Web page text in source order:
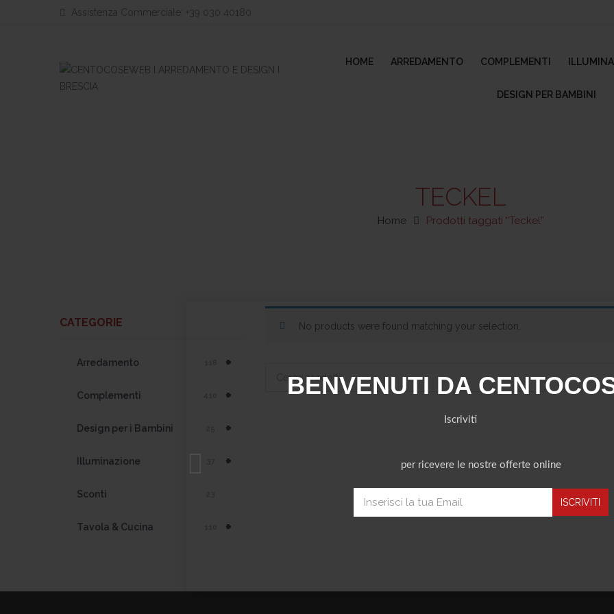
BENVENUTI DA
Iscriviti
per ricevere le nostre offerte online
Assistenza Commerciale: +39 030 40180
HOME ARREDAMENTO COMPLEMENTI
DESIGN PER BAMBINI
TECKEL
Home Prodotti taggati “Teckel”
CATEGORIE
+
Arredamento
+
Complementi
+
Design per i Bambini
+
Illuminazione
Sconti
+
Tavola & Cucina
No products were found matching your selection.